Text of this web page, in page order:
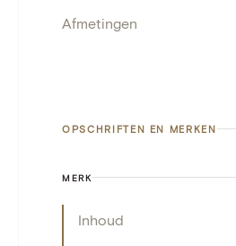
Afmetingen
OPSCHRIFTEN EN MERKEN
MERK
Inhoud